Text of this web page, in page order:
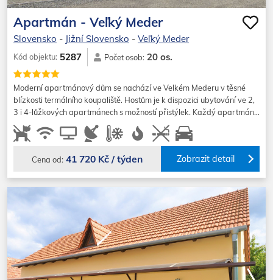
Apartmán - Veľký Meder
Slovensko - Jižní Slovensko - Veľký Meder
Kód objektu: 5287 Počet osob: 20 os.
Moderní apartmánový dům se nachází ve Velkém Mederu v těsné
blízkosti termálního koupaliště. Hostům je k dispozici ubytování ve 2,
3 i 4-lůžkových apartmánech s možností přistýlek. Každý apartmán…
Cena od: 41 720 Kč / týden Zobrazit detail